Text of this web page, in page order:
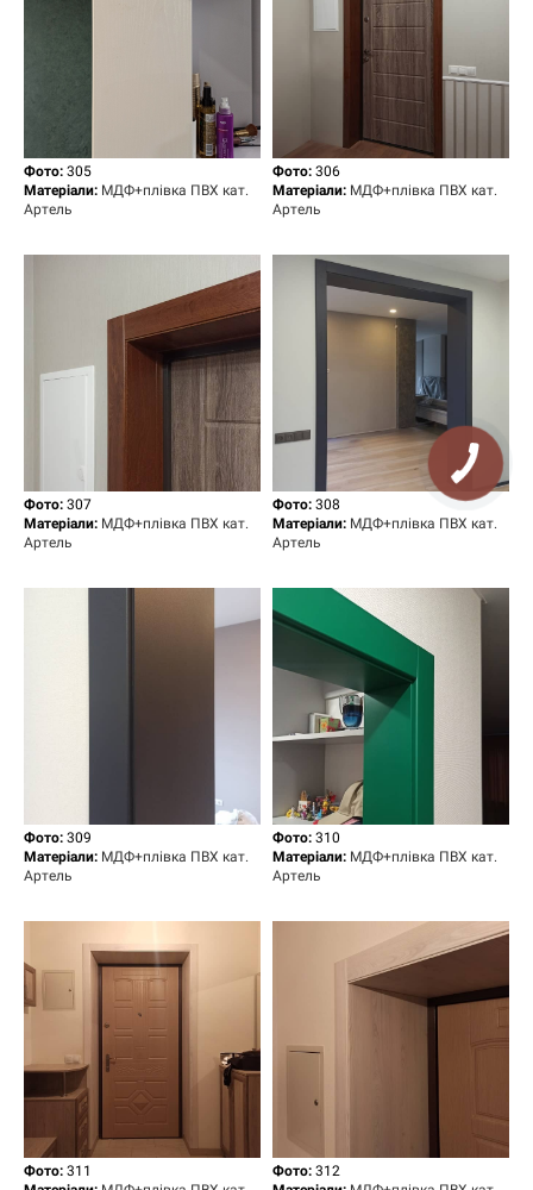
Фото: 305
Матеріали: МДФ+плівка ПВХ кат.
Артель
Фото: 306
Матеріали: МДФ+плівка ПВХ кат.
Артель
Фото: 307
Матеріали: МДФ+плівка ПВХ кат.
Артель
Фото: 308
Матеріали: МДФ+плівка ПВХ кат.
Артель
Фото: 309
Матеріали: МДФ+плівка ПВХ кат.
Артель
Фото: 310
Матеріали: МДФ+плівка ПВХ кат.
Артель
Фото: 311
Фото: 312